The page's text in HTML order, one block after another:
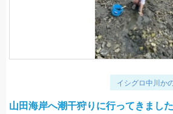
イシグロ中川か
山田海岸へ潮干狩りに行ってきまし